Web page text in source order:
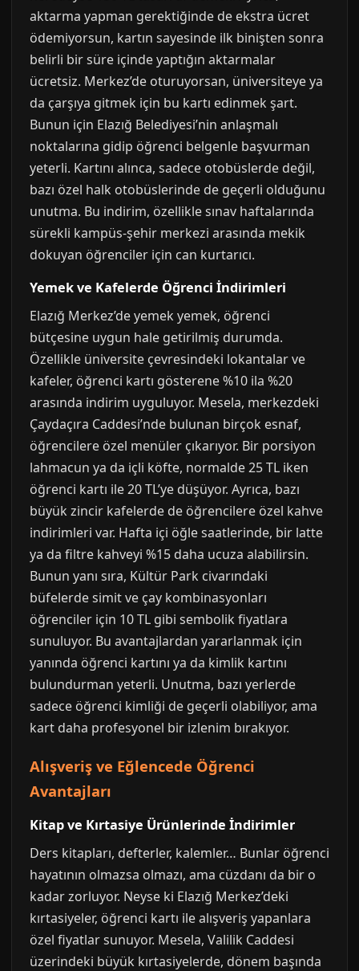
aktarma yapman gerektiğinde de ekstra ücret
ödemiyorsun, kartın sayesinde ilk binişten sonra
belirli bir süre içinde yaptığın aktarmalar
ücretsiz. Merkez’de oturuyorsan, üniversiteye ya
da çarşıya gitmek için bu kartı edinmek şart.
Bunun için Elazığ Belediyesi’nin anlaşmalı
noktalarına gidip öğrenci belgenle başvurman
yeterli. Kartını alınca, sadece otobüslerde değil,
bazı özel halk otobüslerinde de geçerli olduğunu
unutma. Bu indirim, özellikle sınav haftalarında
sürekli kampüs-şehir merkezi arasında mekik
dokuyan öğrenciler için can kurtarıcı.
Yemek ve Kafelerde Öğrenci İndirimleri
Elazığ Merkez’de yemek yemek, öğrenci
bütçesine uygun hale getirilmiş durumda.
Özellikle üniversite çevresindeki lokantalar ve
kafeler, öğrenci kartı gösterene %10 ila %20
arasında indirim uyguluyor. Mesela, merkezdeki
Çaydaçıra Caddesi’nde bulunan birçok esnaf,
öğrencilere özel menüler çıkarıyor. Bir porsiyon
lahmacun ya da içli köfte, normalde 25 TL iken
öğrenci kartı ile 20 TL’ye düşüyor. Ayrıca, bazı
büyük zincir kafelerde de öğrencilere özel kahve
indirimleri var. Hafta içi öğle saatlerinde, bir latte
ya da filtre kahveyi %15 daha ucuza alabilirsin.
Bunun yanı sıra, Kültür Park civarındaki
büfelerde simit ve çay kombinasyonları
öğrenciler için 10 TL gibi sembolik fiyatlara
sunuluyor. Bu avantajlardan yararlanmak için
yanında öğrenci kartını ya da kimlik kartını
bulundurman yeterli. Unutma, bazı yerlerde
sadece öğrenci kimliği de geçerli olabiliyor, ama
kart daha profesyonel bir izlenim bırakıyor.
Alışveriş ve Eğlencede Öğrenci
Avantajları
Kitap ve Kırtasiye Ürünlerinde İndirimler
Ders kitapları, defterler, kalemler… Bunlar öğrenci
hayatının olmazsa olmazı, ama cüzdanı da bir o
kadar zorluyor. Neyse ki Elazığ Merkez’deki
kırtasiyeler, öğrenci kartı ile alışveriş yapanlara
özel fiyatlar sunuyor. Mesela, Valilik Caddesi
üzerindeki büyük kırtasiyelerde, dönem başında